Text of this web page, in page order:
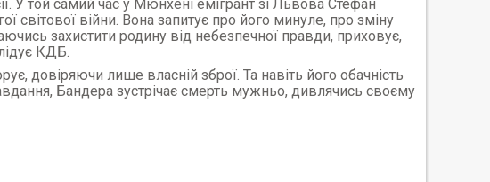
У той самий час у Мюнхені емігрант зі Львова Стефан
світової війни. Вона запитує про його минуле, про зміну
захистити родину від небезпечної правди, приховує,
КДБ.
довіряючи лише власній зброї. Та навіть його обачність
Бандера зустрічає смерть мужньо, дивлячись своєму